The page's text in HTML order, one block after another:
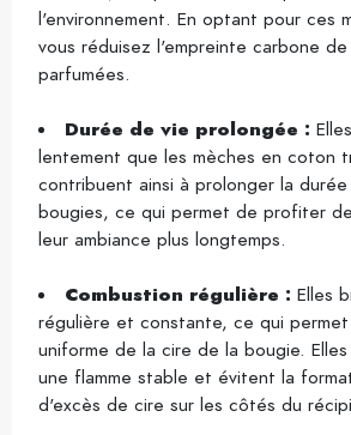
l'environnement. En optant pour ces
vous réduisez l'empreinte carbone
parfumées.
Durée de vie prolongée :
lentement que les mèches en coton
contribuent ainsi à prolonger la
bougies, ce qui permet de profiter
leur ambiance plus longtemps.
Combustion régulière : Elles
régulière et constante, ce qui
uniforme de la cire de la bougie.
une flamme stable et évitent la
d'excès de cire sur les côtés du